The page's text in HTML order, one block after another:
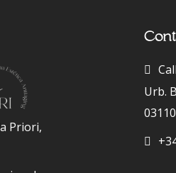
Priori,
Urb.